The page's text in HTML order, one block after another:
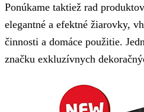
Ponúkame taktiež rad
elegantné a efektné žiarovky,
činnosti a domáce použitie.
značku exkluzívnych